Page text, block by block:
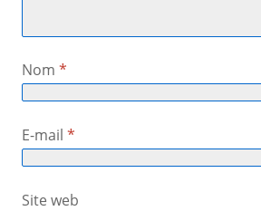
Nom*
E-mail*
Site web